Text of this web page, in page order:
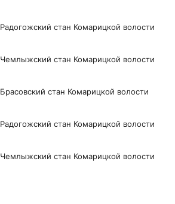
Радогожский стан Комарицкой волости
Чемлыжский стан Комарицкой волости
Брасовский стан Комарицкой волости
Радогожский стан Комарицкой волости
Чемлыжский стан Комарицкой волости